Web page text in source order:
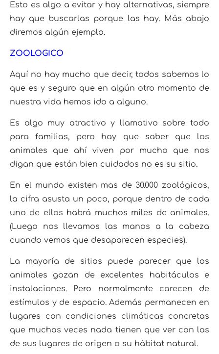
Esto es algo a evitar y hay alternativas, siempre
hay que buscarlas porque las hay. Más abajo
diremos algún ejemplo.
ZOOLOGICO
Aquí no hay mucho que decir, todos sabemos lo
que es y seguro que en algún otro momento de
nuestra vida hemos ido a alguno.
Es algo muy atractivo y llamativo sobre todo
para familias, pero hay que saber que los
animales que ahí viven por mucho que nos
digan que están bien cuidados no es su sitio.
En el mundo existen mas de 30.000 zoológicos,
la cifra asusta un poco, porque dentro de cada
uno de ellos habrá muchos miles de animales.
(Luego nos llevamos las manos a la cabeza
cuando vemos que desaparecen especies).
La mayoría de sitios puede parecer que los
animales gozan de excelentes habitáculos e
instalaciones. Pero normalmente carecen de
estímulos y de espacio. Además permanecen en
lugares con condiciones climáticas concretas
que muchas veces nada tienen que ver con las
de sus lugares de origen o su hábitat natural.